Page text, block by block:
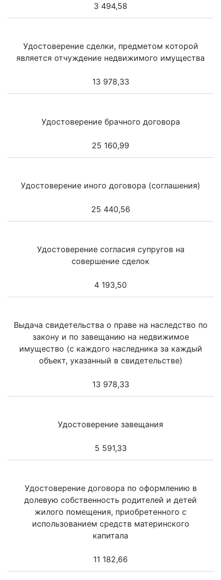
3 494,58
Удостоверение сделки, предметом которой
является отчуждение недвижимого имущества
13 978,33
Удостоверение брачного договора
25 160,99
Удостоверение иного договора (соглашения)
25 440,56
Удостоверение согласия супругов на
совершение сделок
4 193,50
Выдача свидетельства о праве на наследство по
закону и по завещанию на недвижимое
имущество (с каждого наследника за каждый
объект, указанный в свидетельстве)
13 978,33
Удостоверение завещания
5 591,33
Удостоверение договора по оформлению в
долевую собственность родителей и детей
жилого помещения, приобретенного с
использованием средств материнского
капитала
11 182,66